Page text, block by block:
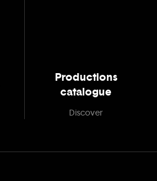
Productions
catalogue
Discover